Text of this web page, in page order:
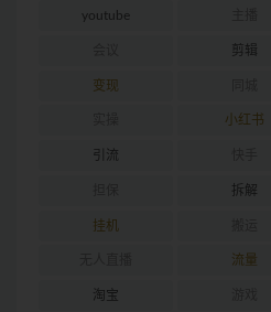
youtube
剪辑
变现
小红书
引流
拆解
挂机
流量
淘宝